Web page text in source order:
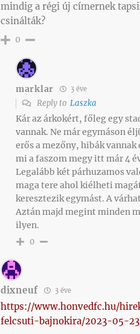
mindig a régi új címernek
csinálták?
0
marklar 3 éve
Reply to Laszka
Kár az árkokért, főleg egy
vannak. Ne már egymáson
erős a mezőny, hibák
mi a faszom megy itt már 4
Legalább két párhuzamos
maga tere ahol kiélheti
keresztezik egymást. A
Aztán majd megint minden
ilyen.
0
dixneuf 3 éve
https://www.honvedfc.hu/
felcsuti-bajnokira/2023-05-23